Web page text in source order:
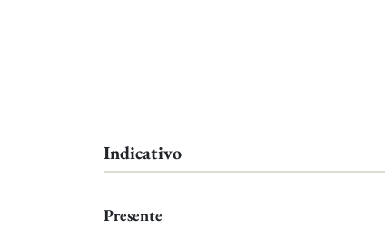
Indicativo
Presente